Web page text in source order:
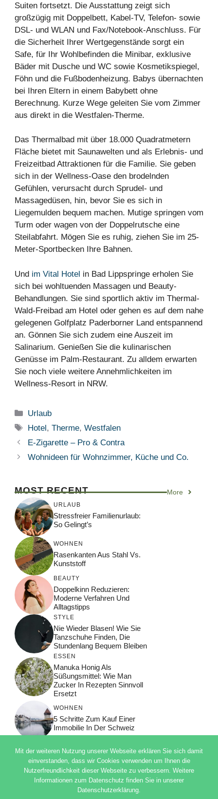
Suiten fortsetzt. Die Ausstattung zeigt sich
großzügig mit Doppelbett, Kabel-TV, Telefon- sowie
DSL- und WLAN und Fax/Notebook-Anschluss. Für
die Sicherheit Ihrer Wertgegenstände sorgt ein
Safe, für Ihr Wohlbefinden die Minibar, exklusive
Bäder mit Dusche und WC sowie Kosmetikspiegel,
Föhn und die Fußbodenheizung. Babys übernachten
bei Ihren Eltern in einem Babybett ohne
Berechnung. Kurze Wege geleiten Sie vom Zimmer
aus direkt in die Westfalen-Therme.
Das Thermalbad mit über 18.000 Quadratmetern
Fläche bietet mit Saunawelten und als Erlebnis- und
Freizeitbad Attraktionen für die Familie. Sie geben
sich in der Wellness-Oase den brodelnden
Gefühlen, verursacht durch Sprudel- und
Massagedüsen, hin, bevor Sie es sich in
Liegemulden bequem machen. Mutige springen vom
Turm oder wagen von der Doppelrutsche eine
Steilabfahrt. Mögen Sie es ruhig, ziehen Sie im 25-
Meter-Sportbecken Ihre Bahnen.
Und im Vital Hotel in Bad Lippspringe erholen Sie
sich bei wohltuenden Massagen und Beauty-
Behandlungen. Sie sind sportlich aktiv im Thermal-
Wald-Freibad am Hotel oder gehen es auf dem nahe
gelegenen Golfplatz Paderborner Land entspannend
an. Gönnen Sie sich zudem eine Auszeit im
Salinarium. Genießen Sie die kulinarischen
Genüsse im Palm-Restaurant. Zu alldem erwarten
Sie noch viele weitere Annehmlichkeiten im
Wellness-Resort in NRW.
Kategorien
Urlaub
Schlagwörter
Hotel,Therme,Westfalen
E-Zigarette – Pro & Contra
Wohnideen für Wohnzimmer, Küche und Co.
MOST RECENT More
URLAUB
Stressfreier Familienurlaub:
So Gelingt’s
WOHNEN
Rasenkanten Aus Stahl Vs.
Kunststoff
BEAUTY
Doppelkinn Reduzieren:
Moderne Verfahren Und
Alltagstipps
STYLE
Nie Wieder Blasen! Wie Sie
Tanzschuhe Finden, Die
Stundenlang Bequem Bleiben
ESSEN
Manuka Honig Als
Süßungsmittel: Wie Man
Zucker In Rezepten Sinnvoll
Ersetzt
WOHNEN
5 Schritte Zum Kauf Einer
Immobilie In Der Schweiz
© 2026 ADSIMPLE
DATENSCHUTZERKLÄRUNG
Mit der weiteren Nutzung unserer Webseite erklären Sie sich damit
einverstanden, dass wir Cookies verwenden um Ihnen die
Nutzerfreundlichkeit dieser Webseite zu verbessern. Weitere
Informationen zum Datenschutz finden Sie in unserer
Datenschutzerklärung.